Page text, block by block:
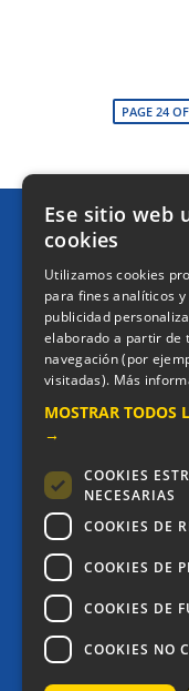
PAGE 24
CONTACTO
Avda. de
Ese sitio web
cookies
Utilizamos cookies
para fines analíticos
publicidad
elaborado a partir de
navegación (por
visitadas). Más
MOSTRAR TODOS
→
COOKIES
NECESARIAS
COOKIES DE
COOKIES DE
COOKIES DE
COOKIES NO